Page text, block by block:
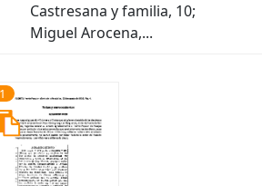
Castresana y familia, 10;
Miguel Arocena,...